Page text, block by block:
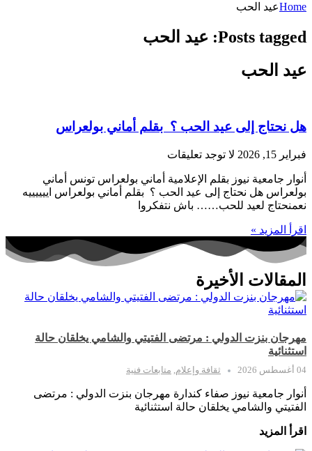
Homeعيد الحب
Posts tagged: عيد الحب
عيد الحب
هل نحتاج إلى عيد الحب ؟ بقلم أماني بولعراس
فبراير 15, 2026 لا توجد تعليقات
أنوار جامعية نيوز بقلم الإعلامية أماني بولعراس تونس أماني
بولعراس هل نحتاج إلى عيد الحب ؟ بقلم أماني بولعراس اييييييه
نعمنحتاج لعيد للحب…… باش نتفكروا
اقرأ المزيد »
المقالات الأخيرة
مهرجان بنزت الدولي : مرتضى الفتيتي والشامي يخلقان حالة
استثنائية
04 أغسطس 2026 ثقافة وإعلام, متابعات فنية
أنوار جامعية نيوز صفاء كندارة مهرجان بنزت الدولي : مرتضى
الفتيتي والشامي يخلقان حالة استثنائية
اقرأ المزيد